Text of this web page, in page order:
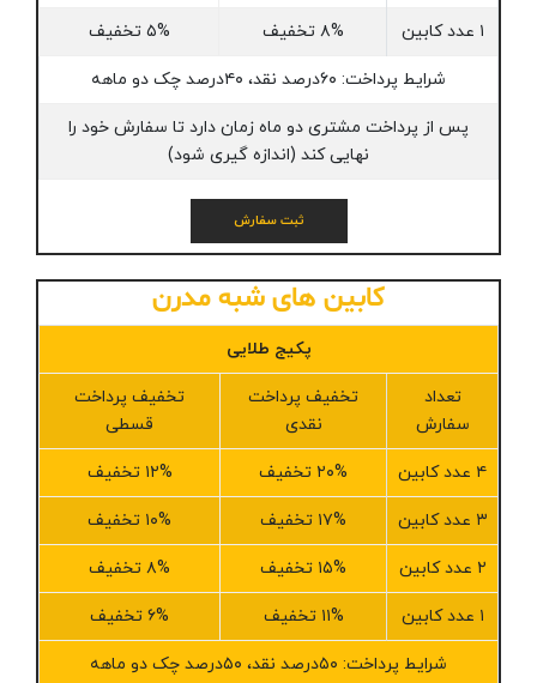
۱ عدد کابین ۸% تخفیف ۵% تخفیف
شرایط پرداخت: ۶۰درصد نقد، ۴۰درصد چک دو ماهه
پس از پرداخت مشتری دو ماه زمان دارد تا سفارش خود را
نهایی کند (اندازه گیری شود)
ثبت سفارش
کابین های شبه مدرن
پکیج طلایی
تعداد
سفارش
تخفیف پرداخت
نقدی
تخفیف پرداخت
قسطی
۴ عدد کابین ۲۰% تخفیف ۱۲% تخفیف
۳ عدد کابین ۱۷% تخفیف ۱۰% تخفیف
۲ عدد کابین ۱۵% تخفیف ۸% تخفیف
۱ عدد کابین ۱۱% تخفیف ۶% تخفیف
شرایط پرداخت: ۵۰درصد نقد، ۵۰درصد چک دو ماهه